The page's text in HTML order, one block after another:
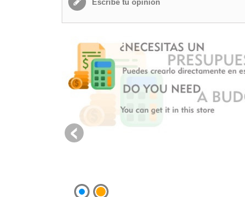
Escribe tu opinión